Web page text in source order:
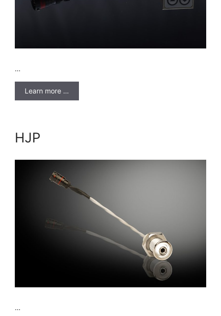
…
Learn more …
HJP
…